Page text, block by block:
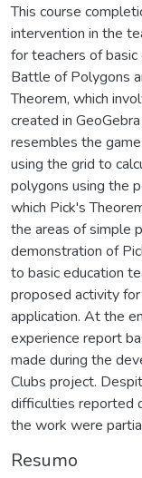
This course
intervention in the
for teachers of
Battle of Polygons
Theorem, which
created in
resembles the
using the grid to
polygons using the
which Pick's
the areas of simple
demonstration of
to basic education
proposed activity
application. At the
experience report
made during the
Clubs project.
difficulties reported
the work were
Resumo